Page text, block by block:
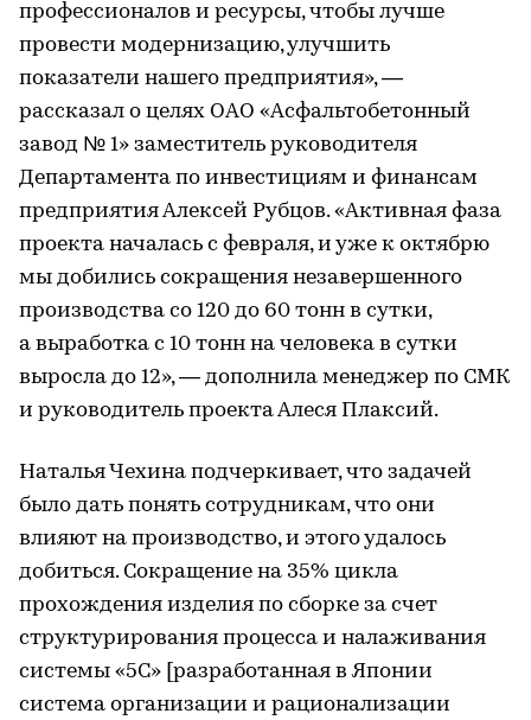
профессионалов и ресурсы, чтобы лучше
провести модернизацию, улучшить
показатели нашего предприятия», —
рассказал о целях ОАО «Асфальтобетонный
завод № 1» заместитель руководителя
Департамента по инвестициям и финансам
предприятия Алексей Рубцов. «Активная фаза
проекта началась с февраля, и уже к октябрю
мы добились сокращения незавершенного
производства со 120 до 60 тонн в сутки,
а выработка с 10 тонн на человека в сутки
выросла до 12», — дополнила менеджер по СМК
и руководитель проекта Алеся Плаксий.
Наталья Чехина подчеркивает, что задачей
было дать понять сотрудникам, что они
влияют на производство, и этого удалось
добиться. Сокращение на 35% цикла
прохождения изделия по сборке за счет
структурирования процесса и налаживания
системы «5С» [разработанная в Японии
система организации и рационализации